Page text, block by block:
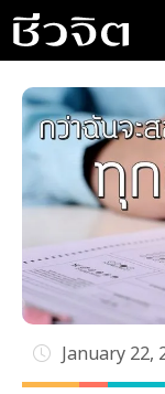
Skip
to
content
January 22,